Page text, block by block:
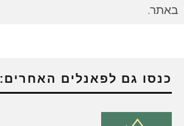
באתר.
כנסו גם לפאנלים האחרים: